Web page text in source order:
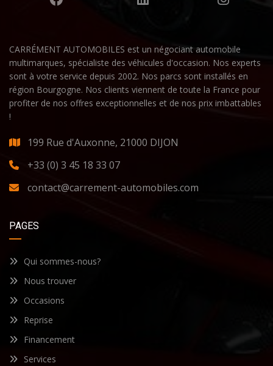
CARRÉMENT AUTOMOBILES est un négociant automobile
multimarques, spécialiste des véhicules d'occasion. Nos experts
sont à votre service depuis 2002. Nos parcs sont installés en
région Bourgogne. Nos clients viennent de toute la France pour
profiter de nos offres exceptionnelles et de nos prix imbattables
!
199 Rue d'Auxonne, 21000 DIJON
+33 (0) 3 45 18 33 07
contact@carrement-automobiles.com
PAGES
Qui sommes-nous?
Nous trouver
Occasions
Reprise
Financement
Services